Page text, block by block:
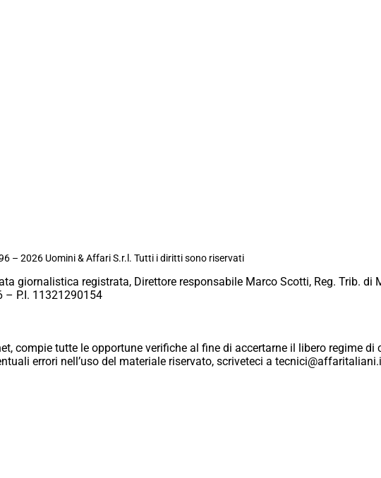
– 2026 Uomini & Affari S.r.l. Tutti i diritti sono riservati
giornalistica registrata, Direttore responsabile Marco Scotti, Reg. Trib. di
– P.I. 11321290154
compie tutte le opportune verifiche al fine di accertarne il libero regime
errori nell’uso del materiale riservato, scriveteci a